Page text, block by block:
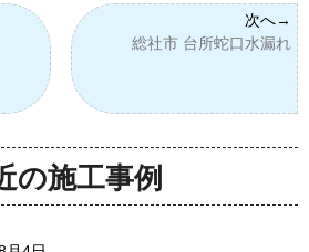
総社市 台所蛇口水漏れ
の施工事例